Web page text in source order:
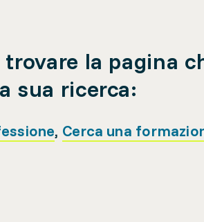
la pagina
sua ricerca:
, Cerca una